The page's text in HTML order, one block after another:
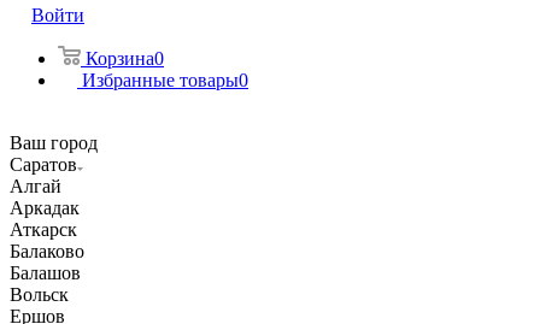
Войти
Корзина0
Избранные товары0
Ваш город
Саратов
Алгай
Аркадак
Аткарск
Балаково
Балашов
Вольск
Ершов